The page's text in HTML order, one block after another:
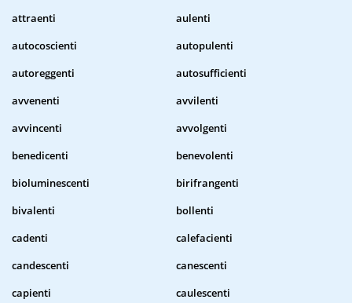
attraenti
aulenti
autocoscienti
autopulenti
autoreggenti
autosufficienti
avvenenti
avvilenti
avvincenti
avvolgenti
benedicenti
benevolenti
bioluminescenti
birifrangenti
bivalenti
bollenti
cadenti
calefacienti
candescenti
canescenti
capienti
caulescenti